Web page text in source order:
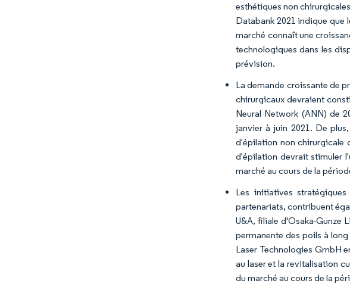
esthétiques non
Databank 2021 indique que
marché connaît une
technologiques dans les
prévision.
La demande croissante de
chirurgicaux devraient
Neural Network (ANN) de
janvier à juin 2021. De
d'épilation non chirurgicale
d'épilation devrait stimuler
marché au cours de la
Les initiatives
partenariats, contribuent
U&A, filiale d'Osaka-Gunze
permanente des poils à
Laser Technologies GmbH
au laser et la revitalisation
du marché au cours de la